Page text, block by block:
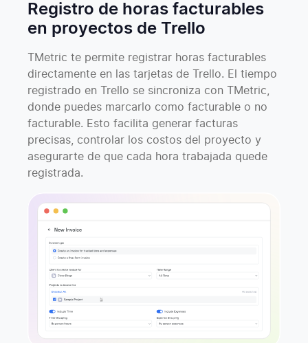
Registro de horas facturables
en proyectos de Trello
TMetric te permite registrar horas facturables
directamente en las tarjetas de Trello. El tiempo
registrado en Trello se sincroniza con TMetric,
donde puedes marcarlo como facturable o no
facturable. Esto facilita generar facturas
precisas, controlar los costos del proyecto y
asegurarte de que cada hora trabajada quede
registrada.